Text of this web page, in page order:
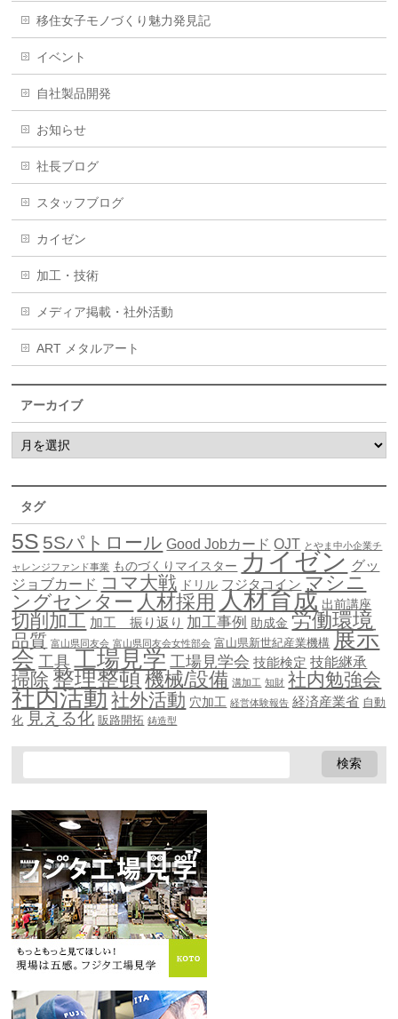
移住女子モノづくり魅力発見記
イベント
自社製品開発
お知らせ
社長ブログ
スタッフブログ
カイゼン
加工・技術
メディア掲載・社外活動
ART メタルアート
アーカイブ
タグ
5S 5Sパトロール Good Jobカード OJT とやま中小企業チ
ャレンジファンド事業 ものづくりマイスター カイゼン グッ
ジョブカード コマ大戦 ドリル フジタコイン マシニ
ングセンター 人材採用 人材育成 出前講座
切削加工 加工 振り返り 加工事例 助成金 労働環境
品質 富山県同友会 富山県同友会女性部会 富山県新世紀産業機構 展示
会 工具 工場見学 工場見学会 技能検定 技能継承
掃除 整理整頓機械/設備 溝加工 知財 社内勉強会
社内活動社外活動 穴加工 経営体験報告 経済産業省 自動
化 見える化 販路開拓 鋳造型